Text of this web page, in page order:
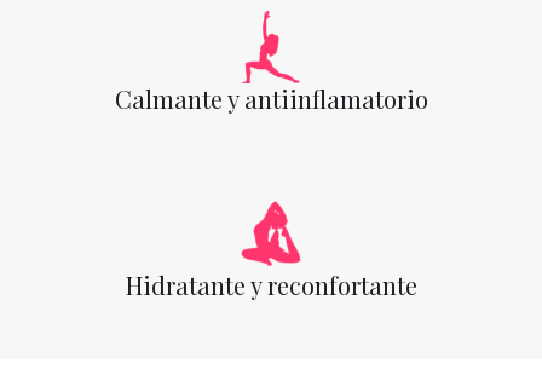
Calmante y antiinflamatorio
Hidratante y reconfortante